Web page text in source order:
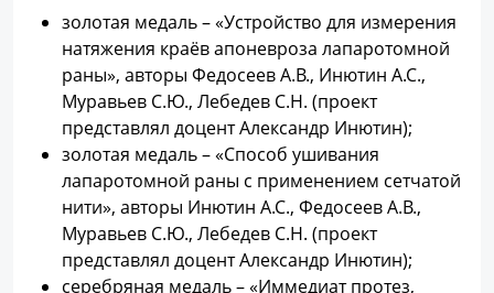
золотая медаль – «Устройство для измерения
натяжения краёв апоневроза лапаротомной
раны», авторы Федосеев А.В., Инютин А.С.,
Муравьев С.Ю., Лебедев С.Н. (проект
представлял доцент Александр Инютин);
золотая медаль – «Способ ушивания
лапаротомной раны с применением сетчатой
нити», авторы Инютин А.С., Федосеев А.В.,
Муравьев С.Ю., Лебедев С.Н. (проект
представлял доцент Александр Инютин);
серебряная медаль – «Иммедиат протез,